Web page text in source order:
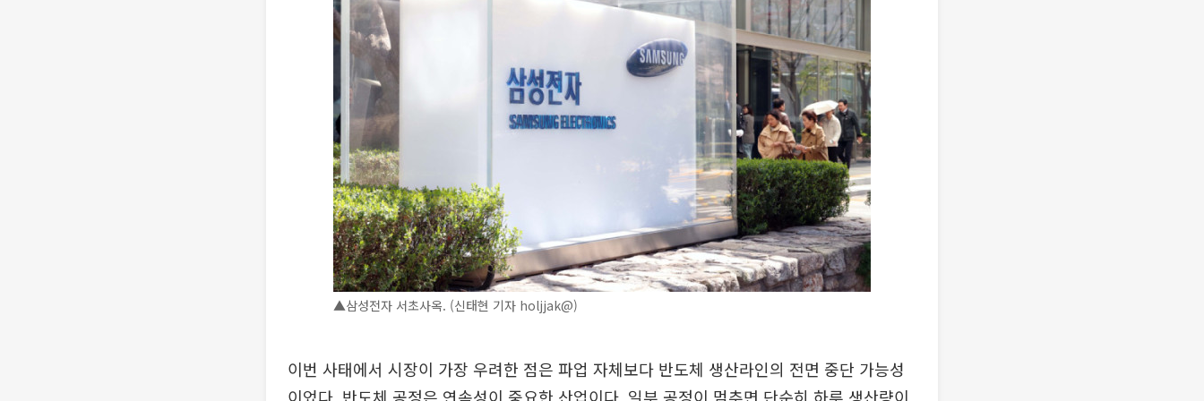
▲삼성전자 서초사옥. (신태현 기자 holjjak@)
이번 사태에서 시장이 가장 우려한 점은 파업 자체보다 반도체 생산라인의 전면 중단 가능성